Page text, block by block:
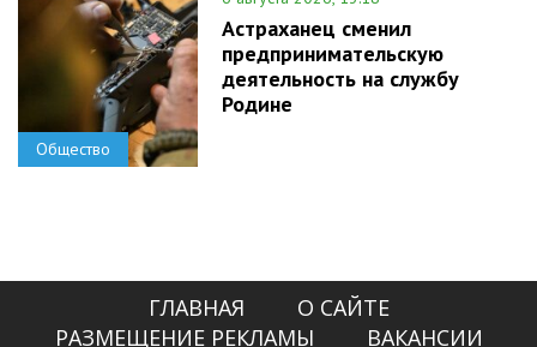
Общество
Астраханец сменил
предпринимательскую
деятельность на службу
Родине
ГЛАВНАЯ
О САЙТЕ
РАЗМЕЩЕНИЕ РЕКЛАМЫ
ВАКАНСИИ